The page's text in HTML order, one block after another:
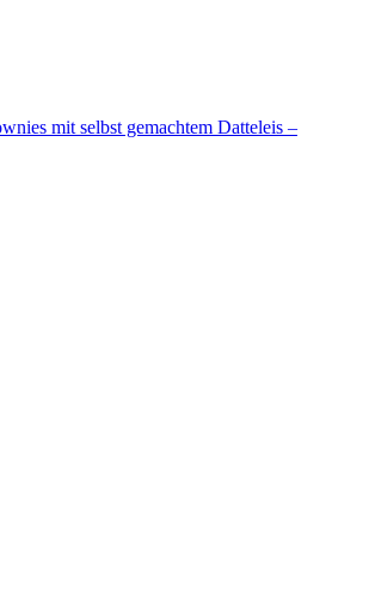
mit selbst gemachtem Datteleis –